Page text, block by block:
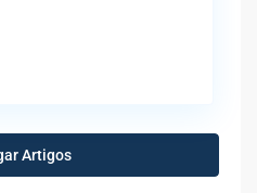
Artigos